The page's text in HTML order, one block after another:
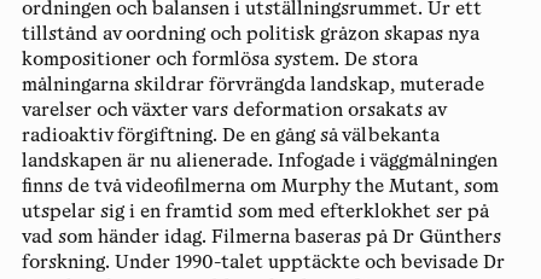
ordningen och balansen i utställningsrummet. Ur ett
tillstånd av oordning och politisk gråzon skapas nya
kompositioner och formlösa system. De stora
målningarna skildrar förvrängda landskap, muterade
varelser och växter vars deformation orsakats av
radioaktiv förgiftning. De en gång så välbekanta
landskapen är nu alienerade. Infogade i väggmålningen
finns de två videofilmerna om Murphy the Mutant, som
utspelar sig i en framtid som med efterklokhet ser på
vad som händer idag. Filmerna baseras på Dr Günthers
forskning. Under 1990-talet upptäckte och bevisade Dr